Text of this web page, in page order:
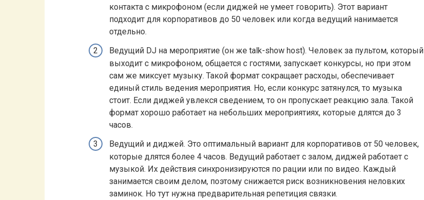
контакта с микрофоном (если диджей не умеет говорить). Этот вариант
подходит для корпоративов до 50 человек или когда ведущий нанимается
отдельно.
Ведущий DJ на мероприятие (он же talk-show host). Человек за пультом, который
выходит с микрофоном, общается с гостями, запускает конкурсы, но при этом
сам же миксует музыку. Такой формат сокращает расходы, обеспечивает
единый стиль ведения мероприятия. Но, если конкурс затянулся, то музыка
стоит. Если диджей увлекся сведением, то он пропускает реакцию зала. Такой
формат хорошо работает на небольших мероприятиях, которые длятся до 3
часов.
Ведущий и диджей. Это оптимальный вариант для корпоративов от 50 человек,
которые длятся более 4 часов. Ведущий работает с залом, диджей работает с
музыкой. Их действия синхронизируются по рации или по видео. Каждый
занимается своим делом, поэтому снижается риск возникновения неловких
заминок. Но тут нужна предварительная репетиция связки.